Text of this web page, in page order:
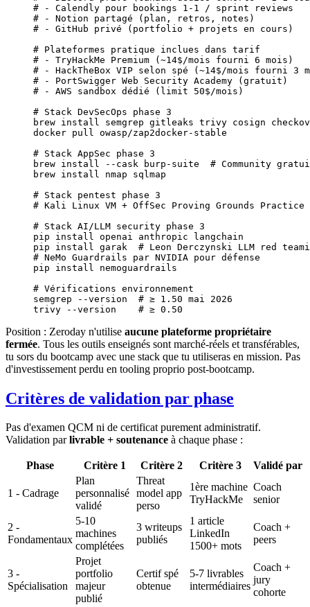
# - Calendly pour bookings 1-1 / sprint reviews
# - Notion partagé (plan, retros, notes)
# - GitHub privé (portfolio + projets en cours)
# Plateformes pratique inclues dans tarif
# - TryHackMe Premium (~14$/mois fourni 6 mois)
# - HackTheBox VIP selon spé (~14$/mois fourni 3
# - PortSwigger Web Security Academy (gratuit)
# - AWS sandbox dédié (limit 50$/mois)
# Stack DevSecOps phase 3
brew install semgrep gitleaks trivy cosign checkov
docker pull
owasp/zap2docker-stable
# Stack AppSec phase 3
brew install --cask burp-suite
# Community
brew install nmap sqlmap
# Stack pentest phase 3
# Kali Linux VM + OffSec Proving Grounds Practice
# Stack AI/LLM security phase 3
pip install openai anthropic langchain
pip install garak
# Leon Derczynski LLM red
# NeMo Guardrails par NVIDIA pour défense
pip install
nemoguardrails
# Vérifications environnement
semgrep --version
  # ≥ 1.50 mai 2026
trivy --version
    # ≥ 0.50
Position : Zeroday n'utilise aucune plateforme propriétaire
fermée. Tous les outils enseignés sont marché-réels et transférables,
tu sors du bootcamp avec une stack que tu utiliseras en mission. Pas
d'investissement perdu en tooling proprio post-bootcamp.
Critères de validation par phase
Pas d'examen QCM ni de certificat purement administratif.
Validation parlivrable + soutenance à chaque phase :
Phase Critère 1 Critère 2 Critère 3 Validé par
1 - Cadrage
Plan
personnalisé
validé
Threat
model app
perso
1ère machine
TryHackMe
Coach
senior
2 -
Fondamentaux
5-10
machines
complétées
3 writeups
publiés
1 article
LinkedIn
1500+ mots
Coach +
peers
3 -
Spécialisation
Projet
portfolio
majeur
publié
Certif spé
obtenue
5-7 livrables
intermédiaires
Coach +
jury
cohorte